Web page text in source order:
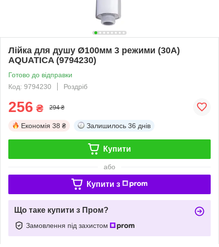
Лійка для душу Ø100мм 3 режими (30A)
AQUATICA (9794230)
Готово до відправки
Код: 9794230
Роздріб
256 ₴ 294 ₴
Економія 38 ₴ Залишилось 36 днів
Купити
або
Купити з
Що таке купити з Пром?
Замовлення під захистом